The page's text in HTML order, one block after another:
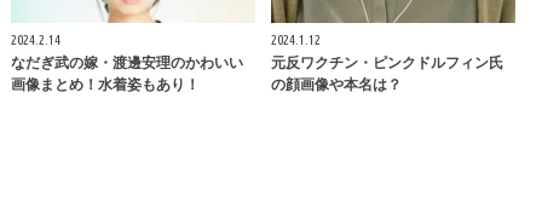
2024.2.14
なだぎ武の嫁・渡邊安理のかわいい
画像まとめ！水着姿もあり！
2024.1.12
元反ワクチン・ピンクドルフィン氏
の顔画像や本名は？